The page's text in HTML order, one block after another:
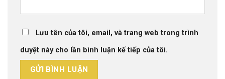
Lưu tên của tôi, email, và trang web trong trình
duyệt này cho lần bình luận kế tiếp của tôi.